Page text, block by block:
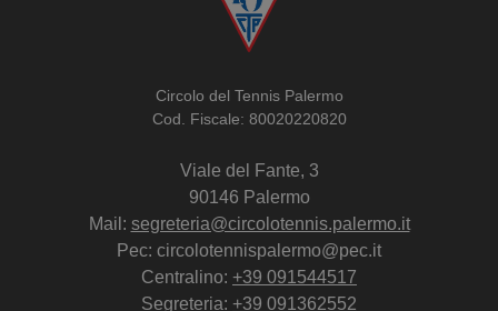
Circolo del Tennis Palermo
Cod. Fiscale: 80020220820
Viale del Fante, 3
90146 Palermo
Mail: segreteria@circolotennis.palermo.it
Pec: circolotennispalermo@pec.it
Centralino: +39 091544517
Segreteria: +39 091362552